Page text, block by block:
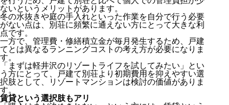
ないというメリットがあります。
冬の水抜きや庭の手入れといった作業を自分で行う必要
がない点は、別荘に頻繁に通えない方にとって大きな利
点です。
一方で、管理費・修繕積立金が毎月発生するため、戸建
てとは異なるランニングコストの考え方が必要になりま
す。
「まずは軽井沢のリゾートライフを試してみたい」とい
う方にとって、戸建て別荘より初期費用を抑えやすい選
択肢として、リゾートマンションは検討の価値がありま
す。
賃貸という選択肢もアリ